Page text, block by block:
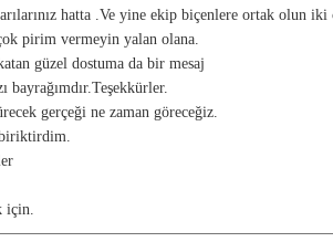
hatta .Ve yine ekip biçenlere ortak olun
pirim vermeyin yalan olana.
güzel dostuma da bir mesaj
bayrağımdır.Teşekkürler.
gerçeği ne zaman göreceğiz.
için.